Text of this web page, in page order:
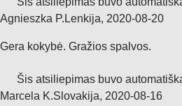
Agnieszka P. Lenkija, 2020‑08‑20
Gera kokybė. Gražios spalvos.
Šis atsiliepimas buvo
Marcela K.Slovakija, 2020‑08‑16